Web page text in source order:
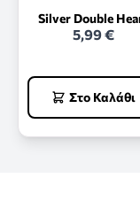
Silver Double
5,99 €
Στο Καλάθι